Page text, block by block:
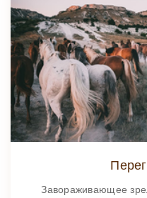
Завораживающее